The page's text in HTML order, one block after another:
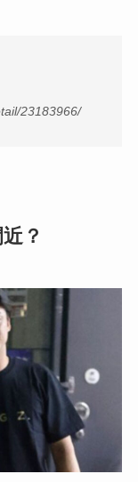
23183966/
？